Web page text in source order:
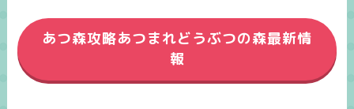
あつ森攻略あつまれどうぶつの森最新情
報